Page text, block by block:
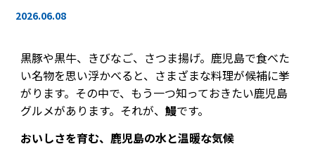
2026.06.08
黒豚や黒牛、きびなご、さつま揚げ。鹿児島で食べた
い名物を思い浮かべると、さまざまな料理が候補に挙
がります。その中で、もう一つ知っておきたい鹿児島
グルメがあります。それが、鰻です。
おいしさを育む、鹿児島の水と温暖な気候